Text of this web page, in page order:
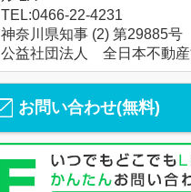
TEL:0466-22-4231
神奈川県知事 (2) 第29885号
公益社団法人 全日本不動産
お問い合わせ(無料)